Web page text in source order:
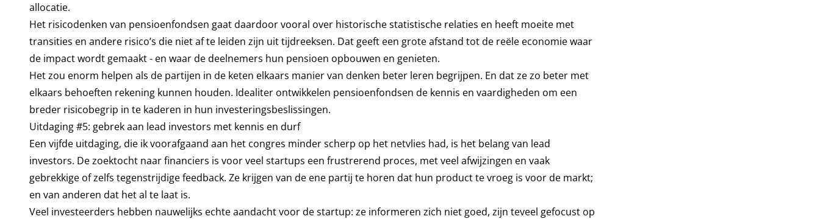
allocatie.
Het risicodenken van pensioenfondsen gaat daardoor vooral over historische statistische relaties en heeft moeite met
transities en andere risico’s die niet af te leiden zijn uit tijdreeksen. Dat geeft een grote afstand tot de reële economie waar
de impact wordt gemaakt - en waar de deelnemers hun pensioen opbouwen en genieten.
Het zou enorm helpen als de partijen in de keten elkaars manier van denken beter leren begrijpen. En dat ze zo beter met
elkaars behoeften rekening kunnen houden. Idealiter ontwikkelen pensioenfondsen de kennis en vaardigheden om een
breder risicobegrip in te kaderen in hun investeringsbeslissingen.
Uitdaging #5: gebrek aan lead investors met kennis en durf
Een vijfde uitdaging, die ik voorafgaand aan het congres minder scherp op het netvlies had, is het belang van lead
investors. De zoektocht naar financiers is voor veel startups een frustrerend proces, met veel afwijzingen en vaak
gebrekkige of zelfs tegenstrijdige feedback. Ze krijgen van de ene partij te horen dat hun product te vroeg is voor de markt;
en van anderen dat het al te laat is.
Veel investeerders hebben nauwelijks echte aandacht voor de startup: ze informeren zich niet goed, zijn teveel gefocust op